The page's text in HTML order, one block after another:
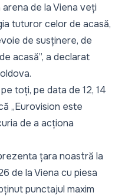
de la Viena veți
tuturor celor de acasă,
de susținere, de
acasă”, a declarat
toți, pe data de 12, 14
„Eurovision este
de a acționa
țara noastră la
de la Viena cu piesa
punctajul maxim